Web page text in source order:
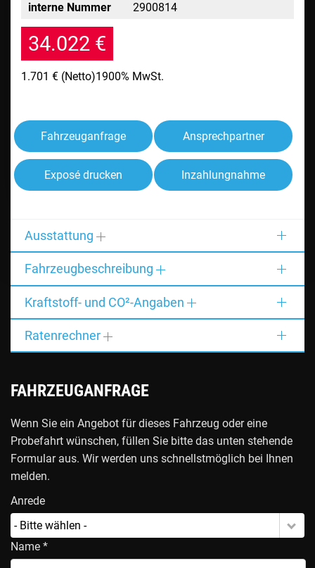
interne Nummer
2900814
34.022 €
1.701 € (Netto)1900% MwSt.
Fahrzeuganfrage Ansprechpartner
Exposé drucken Inzahlungnahme
Ausstattung
Fahrzeugbeschreibung
Kraftstoff- und CO²-Angaben
Ratenrechner
FAHRZEUGANFRAGE
Wenn Sie ein Angebot für dieses Fahrzeug oder eine
Probefahrt wünschen, füllen Sie bitte das unten stehende
Formular aus. Wir werden uns schnellstmöglich bei Ihnen
melden.
Anrede
- Bitte wählen -
Name *